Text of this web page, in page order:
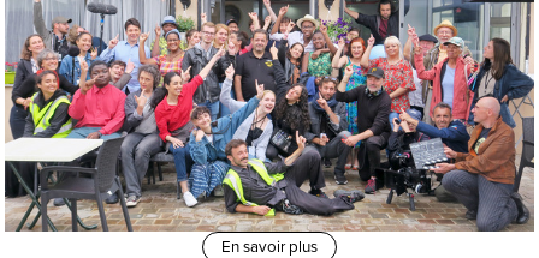
En savoir plus